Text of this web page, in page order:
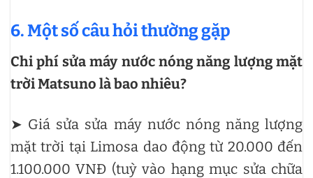
6. Một số câu hỏi thường gặp
Chi phí sửa máy nước nóng năng lượng mặt
trời Matsuno là bao nhiêu?
➤ Giá sửa sửa máy nước nóng năng lượng
mặt trời tại Limosa dao động từ 20.000 đến
1.100.000 VNĐ (tuỳ vào hạng mục sửa chữa